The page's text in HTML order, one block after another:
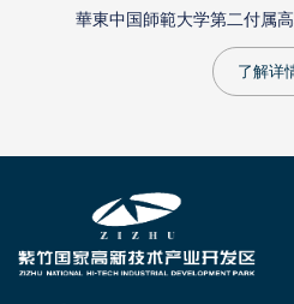
華東中国師範大学第二付属
了解详